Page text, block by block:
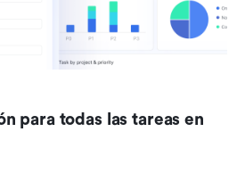
para todas las tareas en